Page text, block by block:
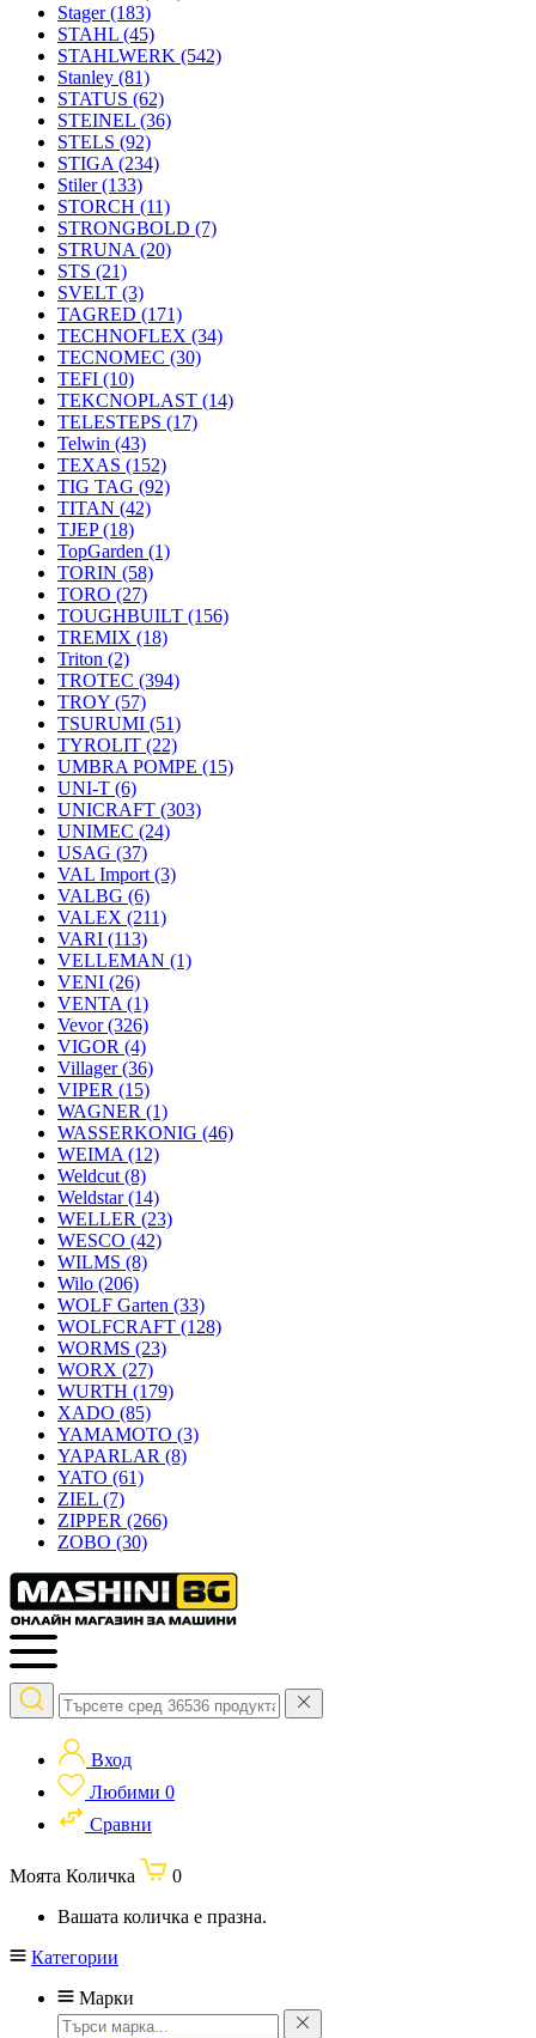
Stager(183)
STAHL (45)
STAHLWERK (542)
Stanley (81)
STATUS (62)
STEINEL (36)
STELS (92)
STIGA (234)
Stiler(133)
STORCH (11)
STRONGBOLD (7)
STRUNA (20)
STS (21)
SVELT (3)
TAGRED (171)
TECHNOFLEX (34)
TECNOMEC (30)
TEFI (10)
TEKCNOPLAST (14)
TELESTEPS (17)
Telwin (43)
TEXAS (152)
TIG TAG (92)
TITAN (42)
TJEP(18)
TopGarden (1)
TORIN (58)
TORO (27)
TOUGHBUILT (156)
TREMIX (18)
Triton (2)
TROTEC (394)
TROY (57)
TSURUMI (51)
TYROLIT (22)
UMBRA POMPE (15)
UNI-T (6)
UNICRAFT (303)
UNIMEC (24)
USAG (37)
VAL Import (3)
VALBG (6)
VALEX (211)
VARI (113)
VELLEMAN (1)
VENI (26)
VENTA (1)
Vevor(326)
VIGOR (4)
Villager(36)
VIPER (15)
WAGNER (1)
WASSERKONIG (46)
WEIMA (12)
Weldcut (8)
Weldstar(14)
WELLER (23)
WESCO (42)
WILMS (8)
Wilo (206)
WOLF Garten (33)
WOLFCRAFT (128)
WORMS (23)
WORX (27)
WURTH (179)
XADO (85)
YAMAMOTO (3)
YAPARLAR (8)
YATO (61)
ZIEL (7)
ZIPPER (266)
ZOBO (30)
Вход
Любими 0
Сравни
Моята Количка
0
Вашата количка е празна.
Категории
Марки